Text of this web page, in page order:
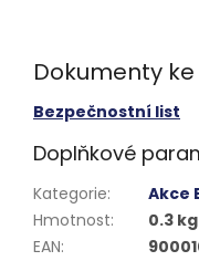
Dokumenty
Bezpečnostní list
Doplňkové
Kategorie:
Akce
Hmotnost:
0.3 kg
EAN: